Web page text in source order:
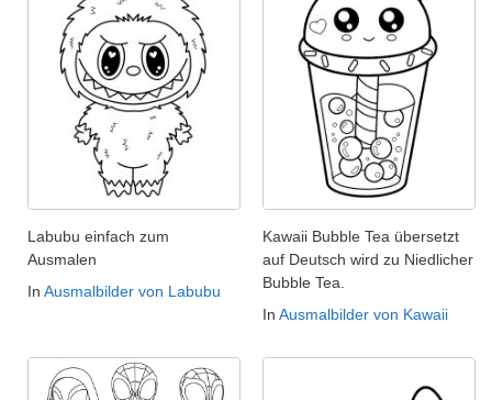
Labubu einfach zum
Ausmalen
In Ausmalbilder von Labubu
Kawaii Bubble Tea übersetzt
auf Deutsch wird zu Niedlicher
Bubble Tea.
In Ausmalbilder von Kawaii